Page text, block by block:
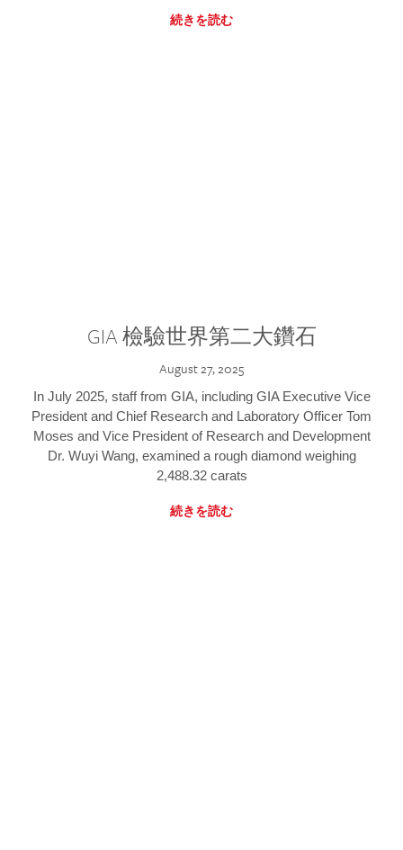
続きを読む
GIA 檢驗世界第二大鑽石
August 27, 2025
In July 2025, staff from GIA, including GIA Executive Vice
President and Chief Research and Laboratory Officer Tom
Moses and Vice President of Research and Development
Dr. Wuyi Wang, examined a rough diamond weighing
2,488.32 carats
続きを読む